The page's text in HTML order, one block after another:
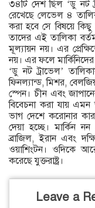
৩৪টি দেশ ছিল ‘ডু নট
রেখেছে লেভেল ৪
করা হবে সে বিষয়ে কিছু
তাদের এই তালিকা
মূল্যায়ন নয়। এর
নয়। এর ফলে
‘ডু নট ট্রাভেল’
ফিনল্যান্ড, মিশর,
স্পেন। চীন এবং
বিবেচনা করা যায় এমন
ভাগ দেশে করোনার
দেয়া হচ্ছে। মার্কিন
ব্রাজিল, ইরান এবং
ওয়াশিংটন। ওদিকে
করেছে যুক্তরাষ্ট্র।
Leave a